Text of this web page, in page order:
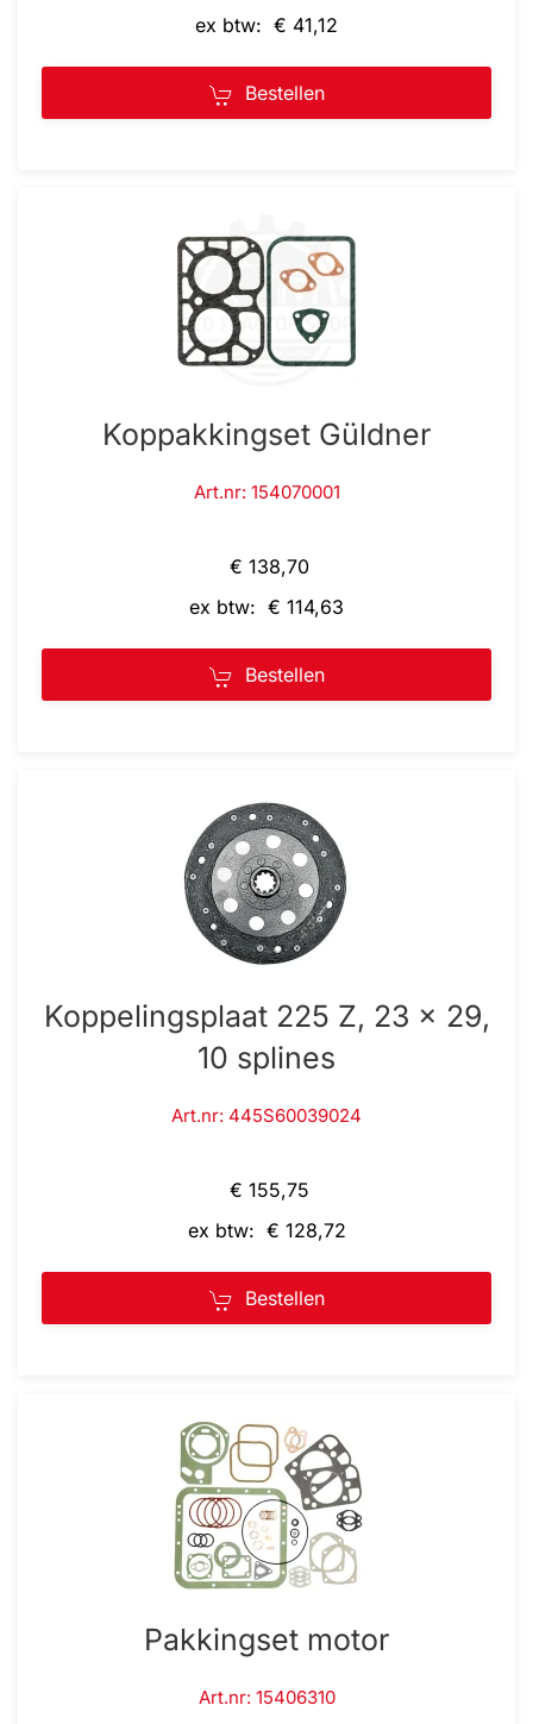
ex btw: € 41,12
Bestellen
Koppakkingset Güldner
Art.nr: 154070001
€ 138,70
ex btw: € 114,63
Bestellen
Koppelingsplaat 225 Z, 23 x 29,
10 splines
Art.nr: 445S60039024
€ 155,75
ex btw: € 128,72
Bestellen
Pakkingset motor
Art.nr: 15406310